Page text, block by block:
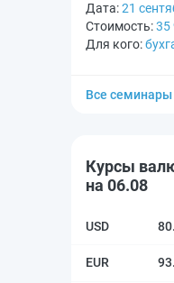
Дата:21
Стоимость:35
Для кого:
Все семинары
Курсы
на 06.08